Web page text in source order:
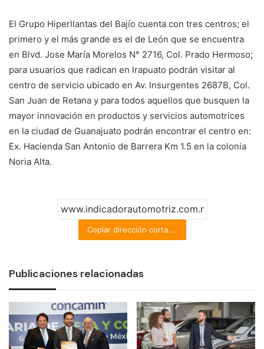
El Grupo Hiperllantas del Bajío cuenta con tres centros; el
primero y el más grande es el de León que se encuentra
en Blvd. Jose María Morelos N° 2716, Col. Prado Hermoso;
para usuarios que radican en Irapuato podrán visitar al
centro de servicio ubicado en Av. Insurgentes 2687B, Col.
San Juan de Retana y para todos aquellos que busquen la
mayor innovación en productos y servicios automotrices
en la ciudad de Guanajuato podrán encontrar el centro en:
Ex. Hacienda San Antonio de Barrera Km 1.5 en la colonia
Noria Alta.
Copiar dirección corta ...
Publicaciones relacionadas